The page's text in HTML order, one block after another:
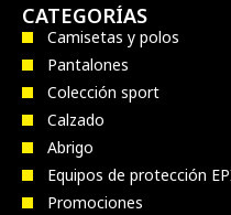
CATEGORÍAS
Camisetas y polos
Pantalones
Colección sport
Calzado
Abrigo
Equipos de protección
Promociones